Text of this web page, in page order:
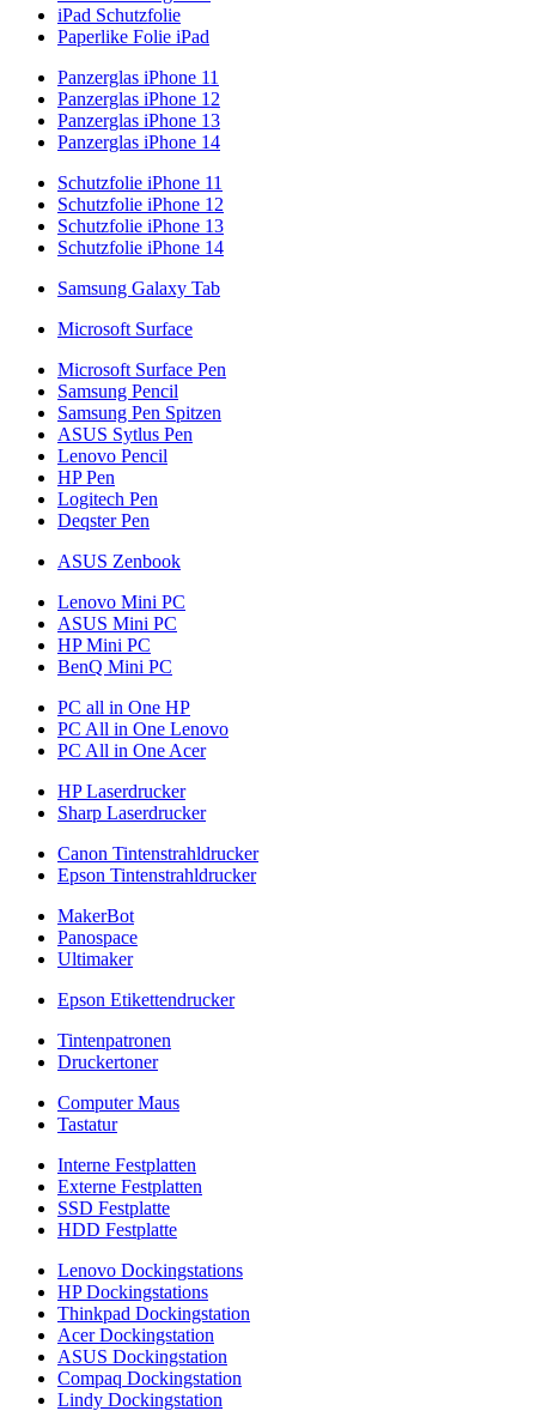
iPad Schutzfolie
Paperlike Folie iPad
Panzerglas iPhone 11
Panzerglas iPhone 12
Panzerglas iPhone 13
Panzerglas iPhone 14
Schutzfolie iPhone 11
Schutzfolie iPhone 12
Schutzfolie iPhone 13
Schutzfolie iPhone 14
Samsung Galaxy Tab
Microsoft Surface
Microsoft Surface Pen
Samsung Pencil
Samsung Pen Spitzen
ASUS Sytlus Pen
Lenovo Pencil
HP Pen
Logitech Pen
Deqster Pen
ASUS Zenbook
Lenovo Mini PC
ASUS Mini PC
HP Mini PC
BenQ Mini PC
PC all in One HP
PC All in One Lenovo
PC All in One Acer
HP Laserdrucker
Sharp Laserdrucker
Canon Tintenstrahldrucker
Epson Tintenstrahldrucker
MakerBot
Panospace
Ultimaker
Epson Etikettendrucker
Tintenpatronen
Druckertoner
Computer Maus
Tastatur
Interne Festplatten
Externe Festplatten
SSD Festplatte
HDD Festplatte
Lenovo Dockingstations
HP Dockingstations
Thinkpad Dockingstation
Acer Dockingstation
ASUS Dockingstation
Compaq Dockingstation
Lindy Dockingstation